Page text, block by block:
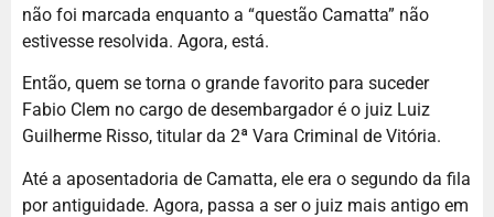
não foi marcada enquanto a “questão Camatta” não
estivesse resolvida. Agora, está.
Então, quem se torna o grande favorito para suceder
Fabio Clem no cargo de desembargador é o juiz Luiz
Guilherme Risso, titular da 2ª Vara Criminal de Vitória.
Até a aposentadoria de Camatta, ele era o segundo da fila
por antiguidade. Agora, passa a ser o juiz mais antigo em